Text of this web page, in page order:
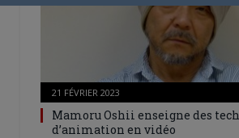
21 FÉVRIER 2023
Mamoru Oshii enseigne des
d’animation en vidéo